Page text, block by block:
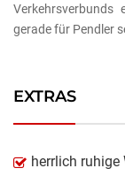
Verkehrsverbunds
gerade für Pendler
EXTRAS
herrlich ruhige